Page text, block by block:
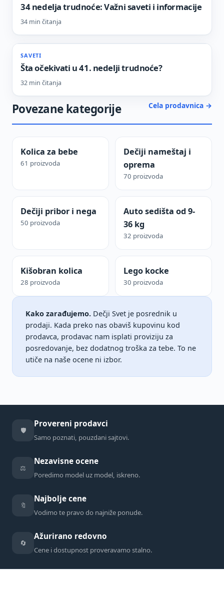
34 nedelja trudnoće: Važni saveti i informacije
34 min čitanja
SAVETI
Šta očekivati u 41. nedelji trudnoće?
32 min čitanja
Povezane kategorije Cela prodavnica →
Kolica za bebe
61 proizvoda
Dečiji nameštaj i
oprema
70 proizvoda
Dečiji pribor i nega
50 proizvoda
Auto sedišta od 9-
36 kg
32 proizvoda
Kišobran kolica
28 proizvoda
Lego kocke
30 proizvoda
Kako zarađujemo. Dečji Svet je posrednik u
prodaji. Kada preko nas obaviš kupovinu kod
prodavca, prodavac nam isplati proviziju za
posredovanje, bez dodatnog troška za tebe. To ne
utiče na naše ocene ni izbor.
🛡️
Provereni prodavci
Samo poznati, pouzdani sajtovi.
⚖️
Nezavisne ocene
Poredimo model uz model, iskreno.
🔖
Najbolje cene
Vodimo te pravo do najniže ponude.
🔄
Ažurirano redovno
Cene i dostupnost proveravamo stalno.